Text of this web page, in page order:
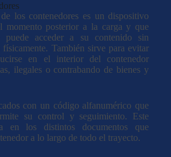
los contenedores es un dispositivo
momento posterior a la carga y que
puede acceder a su contenido sin
También sirve para evitar
en el interior del contenedor
ilegales o contrabando de bienes y
con un código alfanumérico que
su control y seguimiento. Este
en los distintos documentos que
a lo largo de todo el trayecto.